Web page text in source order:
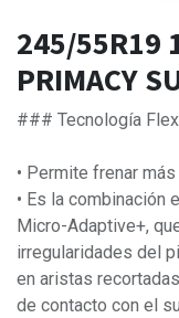
245/55R19
PRIMACY
### Tecnología
• Permite frenar
• Es la combinación
Micro-Adaptive+,
irregularidades del
en aristas
de contacto con el